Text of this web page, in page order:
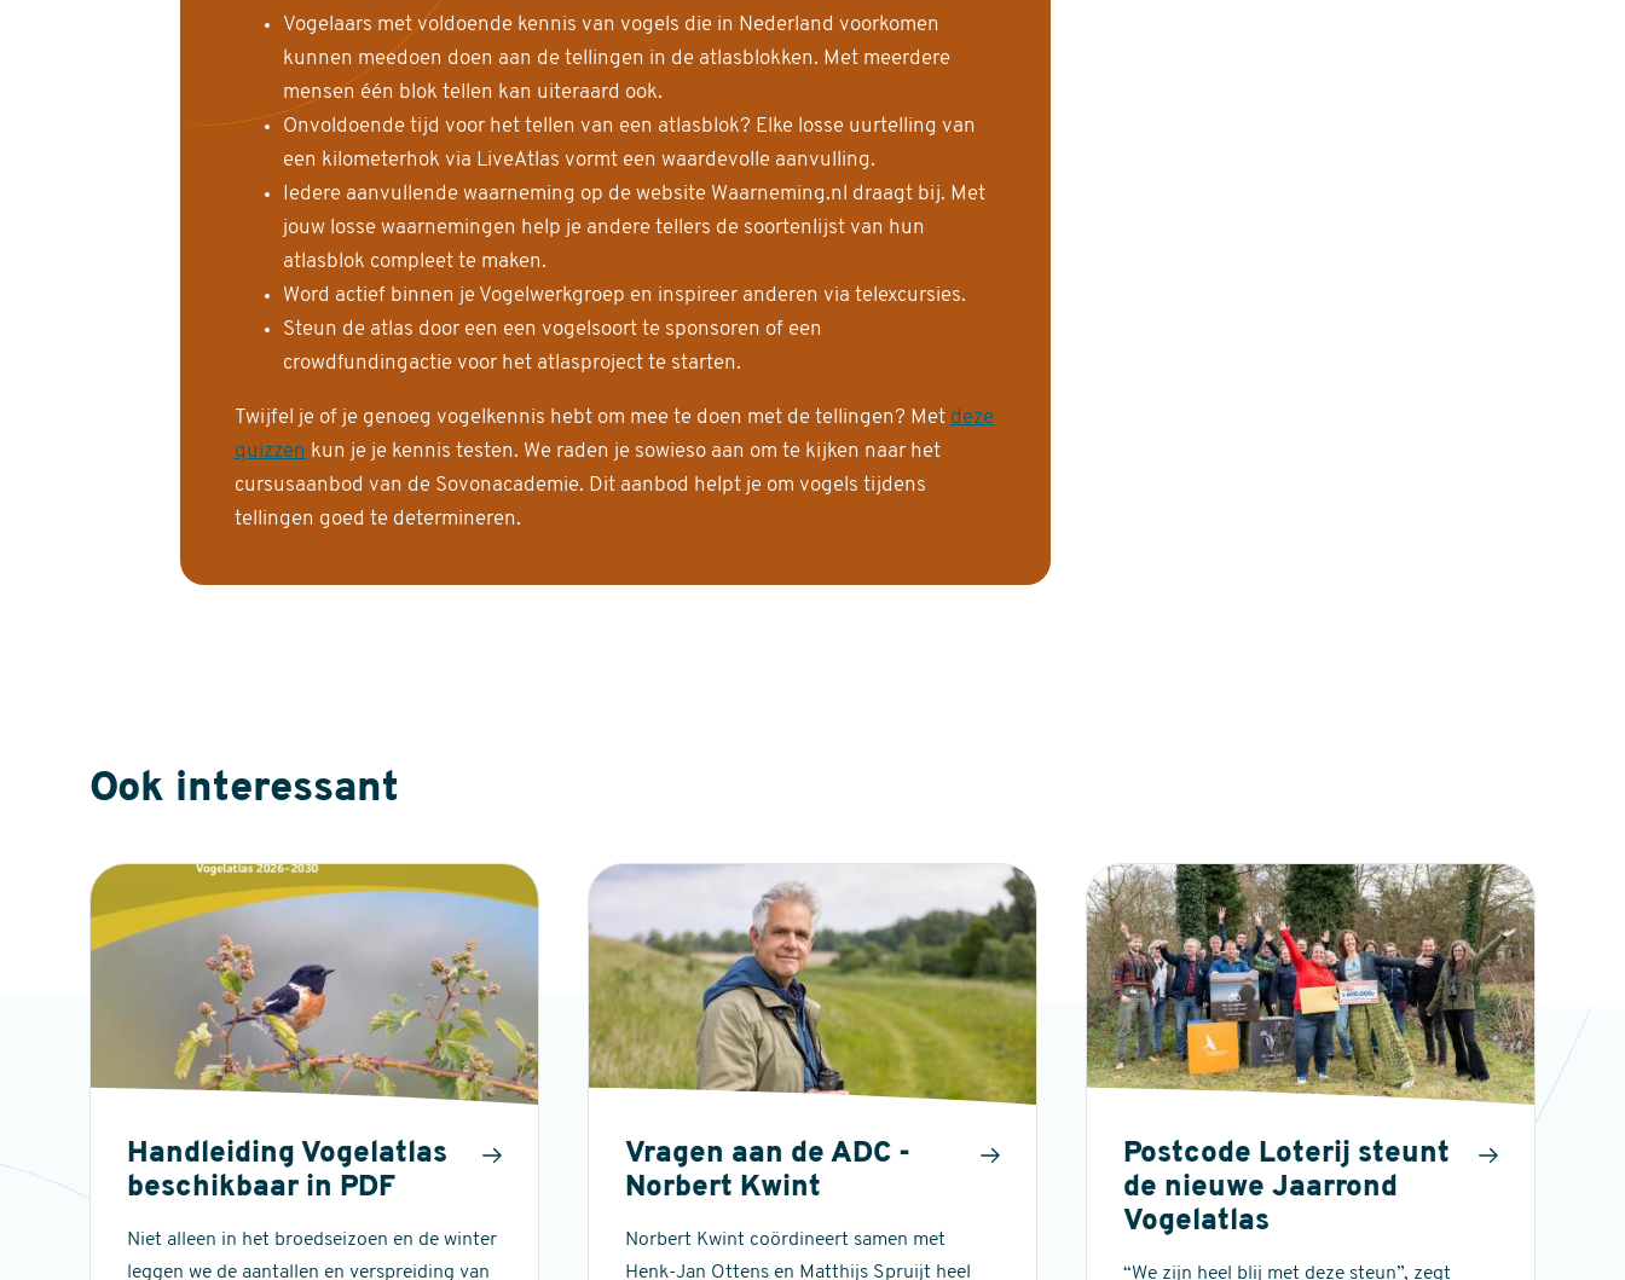
Vogelaars met voldoende kennis van vogels die in Nederland voorkomen
kunnen meedoen doen aan de tellingen in de atlasblokken. Met meerdere
mensen één blok tellen kan uiteraard ook.
Onvoldoende tijd voor het tellen van een atlasblok? Elke losse uurtelling van
een kilometerhok via LiveAtlas vormt een waardevolle aanvulling.
Iedere aanvullende waarneming op de website Waarneming.nl draagt bij. Met
jouw losse waarnemingen help je andere tellers de soortenlijst van hun
atlasblok compleet te maken.
Word actief binnen je Vogelwerkgroep en inspireer anderen via telexcursies.
Steun de atlas door een een vogelsoort te sponsoren of een
crowdfundingactie voor het atlasproject te starten.
Twijfel je of je genoeg vogelkennis hebt om mee te doen met de tellingen? Met deze
quizzen kun je je kennis testen. We raden je sowieso aan om te kijken naar het
cursusaanbod van de Sovonacademie. Dit aanbod helpt je om vogels tijdens
tellingen goed te determineren.
Ook interessant
Handleiding Vogelatlas
beschikbaar in PDF
Niet alleen in het broedseizoen en de winter
leggen we de aantallen en verspreiding van
Vragen aan de ADC -
Norbert Kwint
Norbert Kwint coördineert samen met
Henk-Jan Ottens en Matthijs Spruijt heel
Postcode Loterij steunt
de nieuwe Jaarrond
Vogelatlas
“We zijn heel blij met deze steun”, zegt